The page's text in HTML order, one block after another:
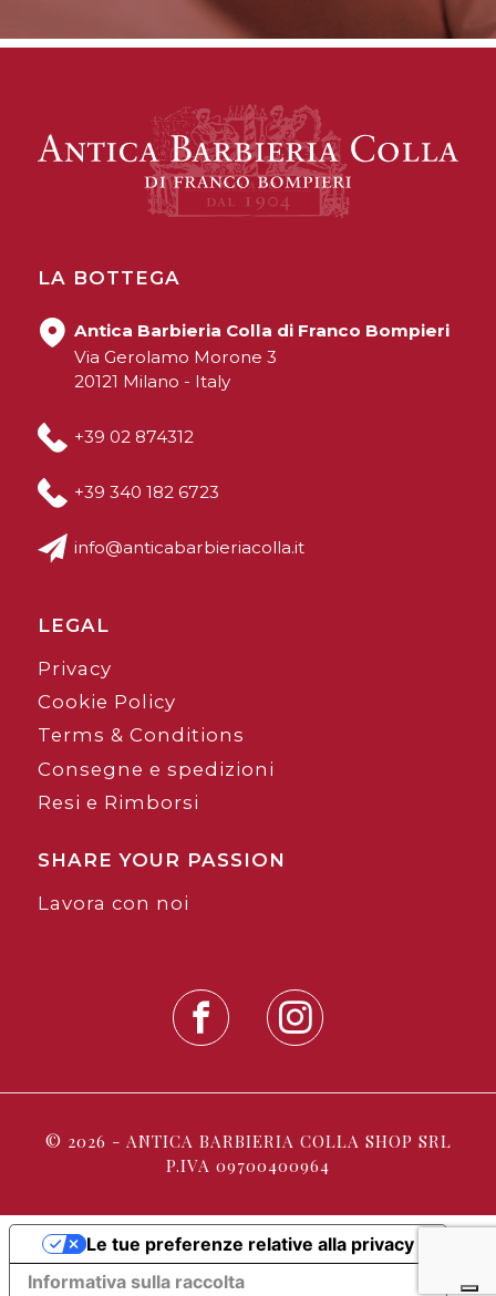
LA BOTTEGA
Antica Barbieria Colla di Franco Bompieri
Via Gerolamo Morone 3
20121 Milano - Italy
+39 02 874312
+39 340 182 6723
info@anticabarbieriacolla.it
LEGAL
Privacy
Cookie Policy
Terms & Conditions
Consegne e spedizioni
Resi e Rimborsi
SHARE YOUR PASSION
Lavora con noi
© 2026 - ANTICA BARBIERIA COLLA SHOP SRL
P.IVA 09700400964
Informativa sulla raccolta
Le tue preferenze relative alla privacy